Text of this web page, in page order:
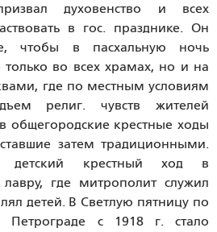
духовенство и всех
в гос. празднике. Он
чтобы в пасхальную ночь
во всех храмах, но и на
где по местным условиям
религ. чувств жителей
общегородские крестные ходы
затем традиционными.
детский крестный ход в
где митрополит служил
детей. В Светлую пятницу по
с 1918 г. стало